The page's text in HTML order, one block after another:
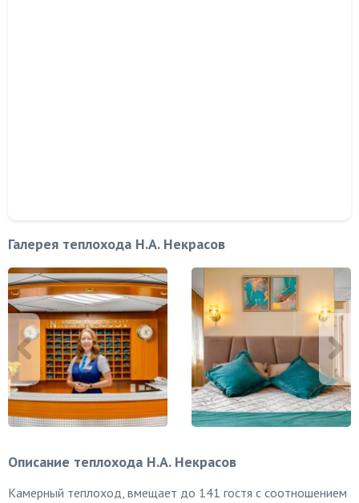
Галерея теплохода Н.А. Некрасов
Описание теплохода Н.А. Некрасов
Камерный теплоход, вмещает до 141 гостя с соотношением